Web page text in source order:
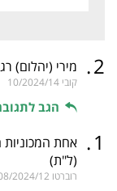
2
. מירי (יהלום)
קובי 10/2024/14
הגב
1
. אחת המכוניות
(ל"ת)
רוברטו 2024/12